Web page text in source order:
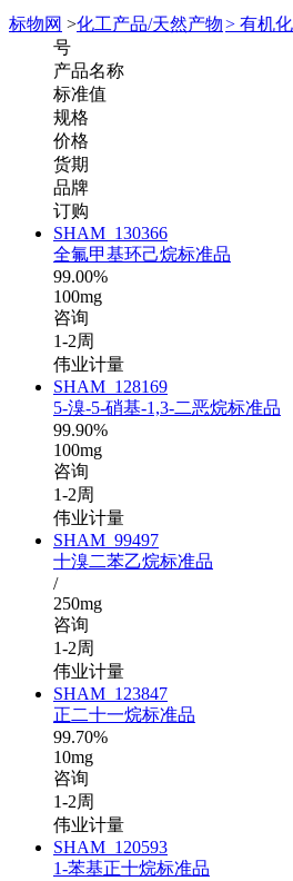
标物网 >化工产品/天然产物> 有机
号
产品名称
标准值
规格
价格
货期
品牌
订购
SHAM_130366
全氟甲基环己烷标准品
99.00%
100mg
咨询
1-2周
伟业计量
SHAM_128169
5-溴-5-硝基-1,3-二恶烷标准品
99.90%
100mg
咨询
1-2周
伟业计量
SHAM_99497
十溴二苯乙烷标准品
/
250mg
咨询
1-2周
伟业计量
SHAM_123847
正二十一烷标准品
99.70%
10mg
咨询
1-2周
伟业计量
SHAM_120593
1-苯基正十烷标准品